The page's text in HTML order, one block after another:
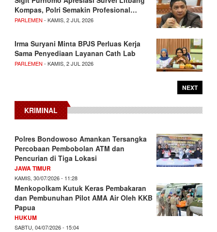
Kompas, Polri Semakin Profesional…
PARLEMEN - KAMIS, 2 JUL 2026
Irma Suryani Minta BPJS Perluas Kerja
Sama Penyediaan Layanan Cath Lab
PARLEMEN - KAMIS, 2 JUL 2026
NEXT
KRIMINAL
Polres Bondowoso Amankan Tersangka
Percobaan Pembobolan ATM dan
Pencurian di Tiga Lokasi
JAWA TIMUR
KAMIS, 30/07/2026 - 11:28
Menkopolkam Kutuk Keras Pembakaran
dan Pembunuhan Pilot AMA Air Oleh KKB
Papua
HUKUM
SABTU, 04/07/2026 - 15:04